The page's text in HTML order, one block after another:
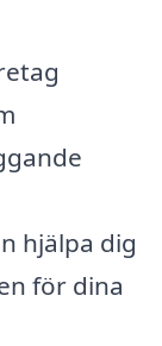
hjälpa dig
för dina